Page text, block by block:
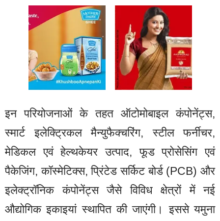
इन परियोजनाओं के तहत ऑटोमोबाइल कंपोनेंट्स,
स्मार्ट इलेक्ट्रिकल मैन्युफैक्चरिंग, स्टील फर्नीचर,
मेडिकल एवं हेल्थकेयर उत्पाद, फूड प्रोसेसिंग एवं
पैकेजिंग, कॉस्मेटिक्स, प्रिंटेड सर्किट बोर्ड (PCB) और
इलेक्ट्रॉनिक कंपोनेंट्स जैसे विविध क्षेत्रों में नई
औद्योगिक इकाइयां स्थापित की जाएंगी। इससे यमुना